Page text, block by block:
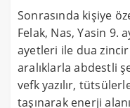
Sonrasında kişiye
Felak, Nas, Yasin 9.
ayetleri ile dua
aralıklarla abdestli
vefk yazılır,
taşınarak enerji